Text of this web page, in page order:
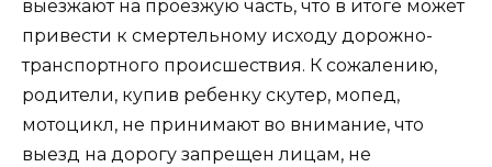
выезжают на проезжую часть, что в итоге может
привести к смертельному исходу дорожно-
транспортного происшествия. К сожалению,
родители, купив ребенку скутер, мопед,
мотоцикл, не принимают во внимание, что
выезд на дорогу запрещен лицам, не